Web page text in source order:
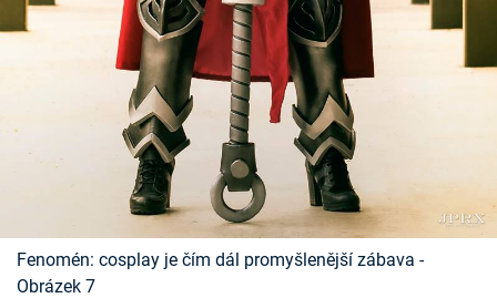
Fenomén: cosplay je čím dál promyšlenější zábava -
Obrázek 7